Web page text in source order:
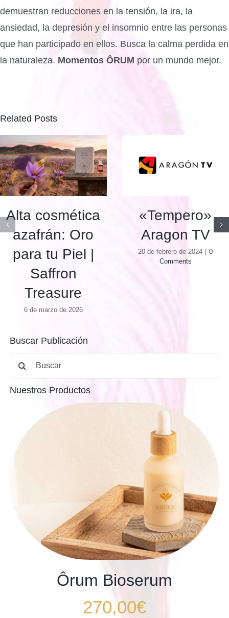
demuestran reducciones en la tensión, la ira, la
ansiedad, la depresión y el insomnio entre las personas
que han participado en ellos. Busca la calma perdida en
la naturaleza. Momentos ÔRUM por un mundo mejor.
Related Posts
Alta cosmética
azafrán: Oro
para tu Piel |
Saffron
Treasure
6 de marzo de 2026
«Tempero»
Aragon TV
20 de febrero de 2024 | 0
Comments
Buscar Publicación
Buscar:
Nuestros Productos
Ôrum Bioserum
270,00€